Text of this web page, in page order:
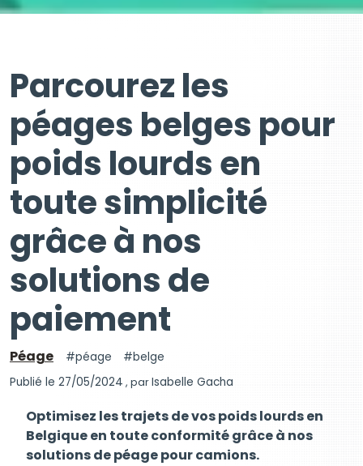
Parcourez les
péages belges pour
poids lourds en
toute simplicité
grâce à nos
solutions de
paiement
Péage péage
belge
Publié le 27/05/2024 , parIsabelle Gacha
Optimisez les trajets de vos poids lourds en
Belgique en toute conformité grâce à nos
solutions de péage pour camions.